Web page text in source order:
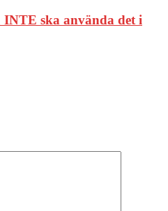
ska använda det i